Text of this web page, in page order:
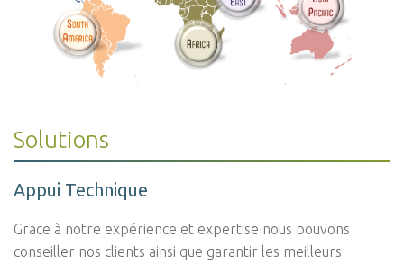
Solutions
Appui Technique
Grace à notre expérience et expertise nous pouvons
conseiller nos clients ainsi que garantir les meilleurs